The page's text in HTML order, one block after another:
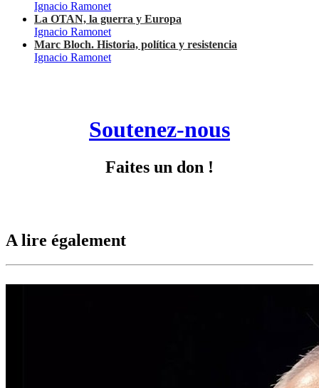
Ignacio Ramonet
La OTAN, la guerra y Europa
Ignacio Ramonet
Marc Bloch. Historia, política y resistencia
Ignacio Ramonet
Soutenez-nous
Faites un don !
A lire également